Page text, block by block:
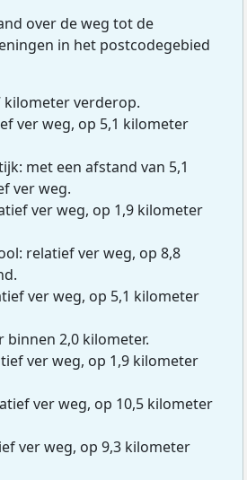
over de weg tot de
in het postcodegebied
kilometer verderop.
ver weg, op 5,1 kilometer
met een afstand van 5,1
ver weg.
ver weg, op 1,9 kilometer
relatief ver weg, op 8,8
ver weg, op 5,1 kilometer
binnen 2,0 kilometer.
ver weg, op 1,9 kilometer
ver weg, op 10,5 kilometer
ver weg, op 9,3 kilometer